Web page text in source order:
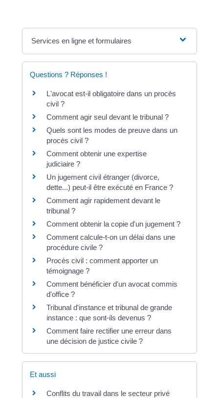
Services en ligne et formulaires
Questions ? Réponses !
L'avocat est-il obligatoire dans un procès
civil ?
Comment agir seul devant le tribunal ?
Quels sont les modes de preuve dans un
procès civil ?
Comment obtenir une expertise
judiciaire ?
Un jugement civil étranger (divorce,
dette...) peut-il être exécuté en France ?
Comment agir rapidement devant le
tribunal ?
Comment obtenir la copie d'un jugement ?
Comment calcule-t-on un délai dans une
procédure civile ?
Procès civil : comment apporter un
témoignage ?
Comment bénéficier d'un avocat commis
d'office ?
Tribunal d'instance et tribunal de grande
instance : que sont-ils devenus ?
Comment faire rectifier une erreur dans
une décision de justice civile ?
Et aussi
Conflits du travail dans le secteur privé